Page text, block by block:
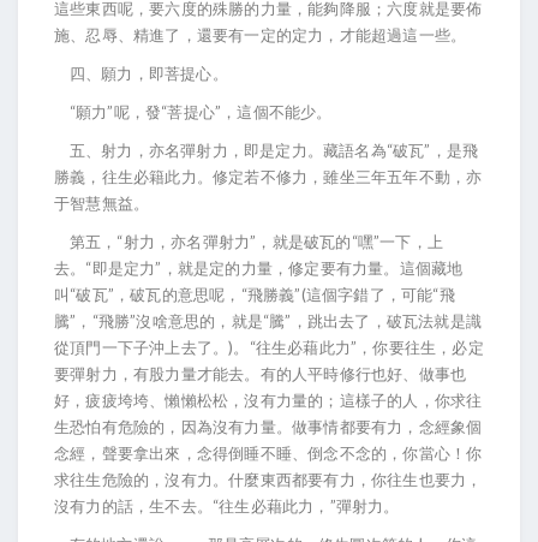
這些東西呢，要六度的殊勝的力量，能夠降服；六度就是要佈
施、忍辱、精進了，還要有一定的定力，才能超過這一些。
四、願力，即菩提心。
“願力”呢，發“菩提心”，這個不能少。
五、射力，亦名彈射力，即是定力。藏語名為“破瓦”，是飛
勝義，往生必籍此力。修定若不修力，雖坐三年五年不動，亦
于智慧無益。
第五，“射力，亦名彈射力”，就是破瓦的“嘿”一下，上
去。“即是定力”，就是定的力量，修定要有力量。這個藏地
叫“破瓦”，破瓦的意思呢，“飛勝義”(這個字錯了，可能“飛
騰”，“飛勝”沒啥意思的，就是“騰”，跳出去了，破瓦法就是識
從頂門一下子沖上去了。)。“往生必藉此力”，你要往生，必定
要彈射力，有股力量才能去。有的人平時修行也好、做事也
好，疲疲垮垮、懶懶松松，沒有力量的；這樣子的人，你求往
生恐怕有危險的，因為沒有力量。做事情都要有力，念經象個
念經，聲要拿出來，念得倒睡不睡、倒念不念的，你當心！你
求往生危險的，沒有力。什麼東西都要有力，你往生也要力，
沒有力的話，生不去。“往生必藉此力，”彈射力。